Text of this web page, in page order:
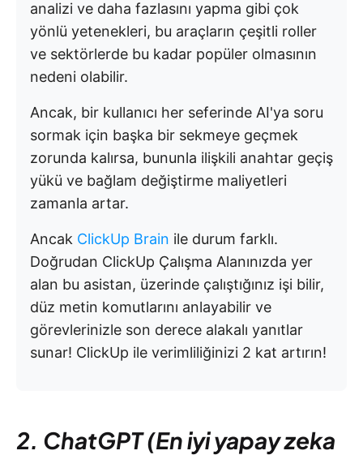
analizi ve daha fazlasını yapma gibi çok
yönlü yetenekleri, bu araçların çeşitli roller
ve sektörlerde bu kadar popüler olmasının
nedeni olabilir.
Ancak, bir kullanıcı her seferinde AI'ya soru
sormak için başka bir sekmeye geçmek
zorunda kalırsa, bununla ilişkili anahtar geçiş
yükü ve bağlam değiştirme maliyetleri
zamanla artar.
Ancak ClickUp Brain ile durum farklı.
Doğrudan ClickUp Çalışma Alanınızda yer
alan bu asistan, üzerinde çalıştığınız işi bilir,
düz metin komutlarını anlayabilir ve
görevlerinizle son derece alakalı yanıtlar
sunar! ClickUp ile verimliliğinizi 2 kat artırın!
2. ChatGPT (En iyi yapay zeka